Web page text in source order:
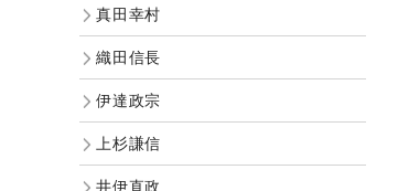
真田幸村
織田信長
伊達政宗
上杉謙信
井伊直政